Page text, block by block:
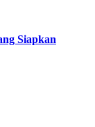
Siapkan